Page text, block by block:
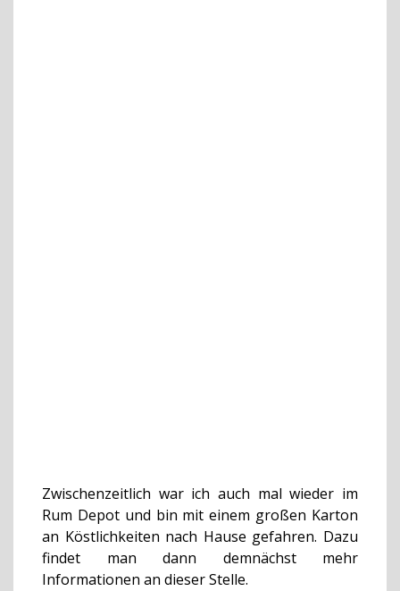
Zwischenzeitlich war ich auch mal wieder im
Rum Depot und bin mit einem großen Karton
an Köstlichkeiten nach Hause gefahren. Dazu
findet man dann demnächst mehr
Informationen an dieser Stelle.